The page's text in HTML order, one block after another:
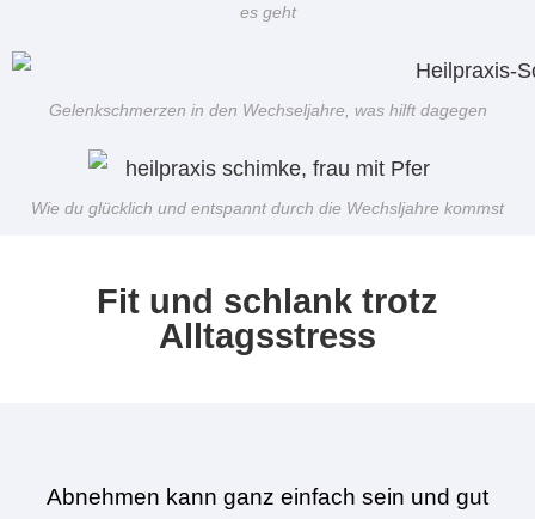
es geht
Gelenkschmerzen in den Wechseljahre, was hilft dagegen
Wie du glücklich und entspannt durch die Wechsljahre kommst
Fit und schlank trotz
Alltagsstress
Abnehmen kann ganz einfach sein und gut